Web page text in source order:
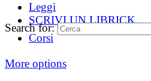
Leggi
SCRIVI UN LIBRICK
Corsi
More options
Search for: